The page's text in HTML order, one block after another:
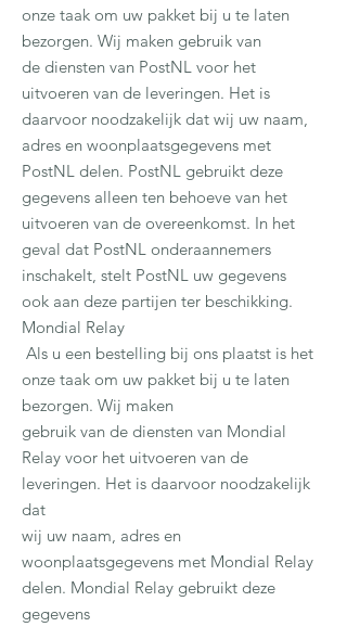
onze taak om uw pakket bij u te laten
bezorgen. Wij maken gebruik van
de diensten van PostNL voor het
uitvoeren van de leveringen. Het is
daarvoor noodzakelijk dat wij uw naam,
adres en woonplaatsgegevens met
PostNL delen. PostNL gebruikt deze
gegevens alleen ten behoeve van het
uitvoeren van de overeenkomst. In het
geval dat PostNL onderaannemers
inschakelt, stelt PostNL uw gegevens
ook aan deze partijen ter beschikking.
Mondial Relay
Als u een bestelling bij ons plaatst is het
onze taak om uw pakket bij u te laten
bezorgen. Wij maken
gebruik van de diensten van Mondial
Relay voor het uitvoeren van de
leveringen. Het is daarvoor noodzakelijk
dat
wij uw naam, adres en
woonplaatsgegevens met Mondial Relay
delen. Mondial Relay gebruikt deze
gegevens